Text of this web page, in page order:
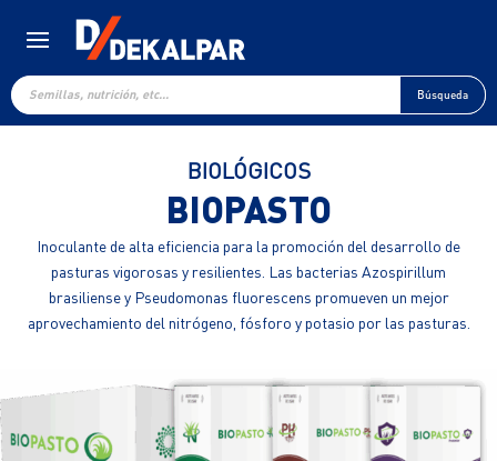
Búsqueda
de
productos
Búsqueda
BIOLÓGICOS
BIOPASTO
Inoculante de alta eficiencia para la promoción del desarrollo de
pasturas vigorosas y resilientes. Las bacterias Azospirillum
brasiliense y Pseudomonas fluorescens promueven un mejor
aprovechamiento del nitrógeno, fósforo y potasio por las pasturas.